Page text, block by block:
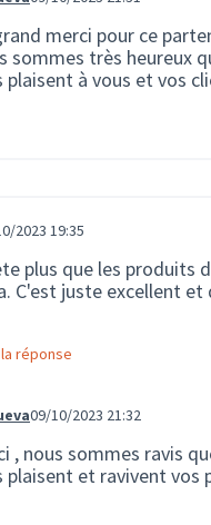
1744 (réponse au
merci pour ce
sommes très heureux
plaisent à vous et vos
2023 19:35
plus que les produits
C'est juste excellent et
réponse
1745 (réponse au
09/10/2023 21:32
, nous sommes ravis
plaisent et ravivent vos